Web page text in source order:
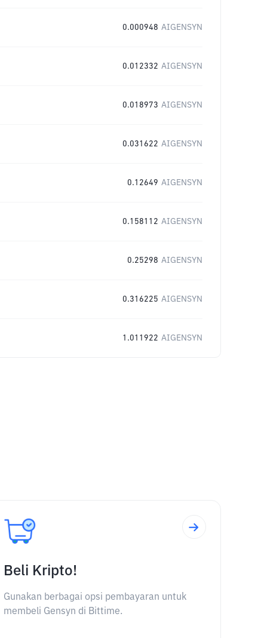
0.000948 AIGENSYN
0.012332 AIGENSYN
0.018973 AIGENSYN
0.031622 AIGENSYN
0.12649 AIGENSYN
0.158112 AIGENSYN
0.25298 AIGENSYN
0.316225 AIGENSYN
1.011922 AIGENSYN
Beli Kripto!
Gunakan berbagai opsi pembayaran untuk
membeli Gensyn di Bittime.